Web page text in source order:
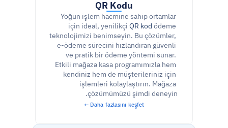
QR Kodu
Yoğun işlem hacmine sahip ortamlar
için ideal, yenilikçi QR kod ödeme
teknolojimizi benimseyin. Bu çözümler,
e-ödeme sürecini hızlandıran güvenli
ve pratik bir ödeme yöntemi sunar.
Etkili mağaza kasa programımızla hem
kendiniz hem de müşterileriniz için
işlemleri kolaylaştırın. Mağaza
çözümümüzü şimdi deneyin.
Daha fazlasını keşfet ←